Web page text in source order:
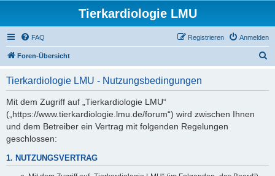
Tierkardiologie LMU
FAQ Anmelden
Registrieren
Foren-Übersicht
Tierkardiologie LMU - Nutzungsbedingungen
Mit dem Zugriff auf „Tierkardiologie LMU“
(„https://www.tierkardiologie.lmu.de/forum“) wird zwischen Ihnen
und dem Betreiber ein Vertrag mit folgenden Regelungen
geschlossen:
1. NUTZUNGSVERTRAG